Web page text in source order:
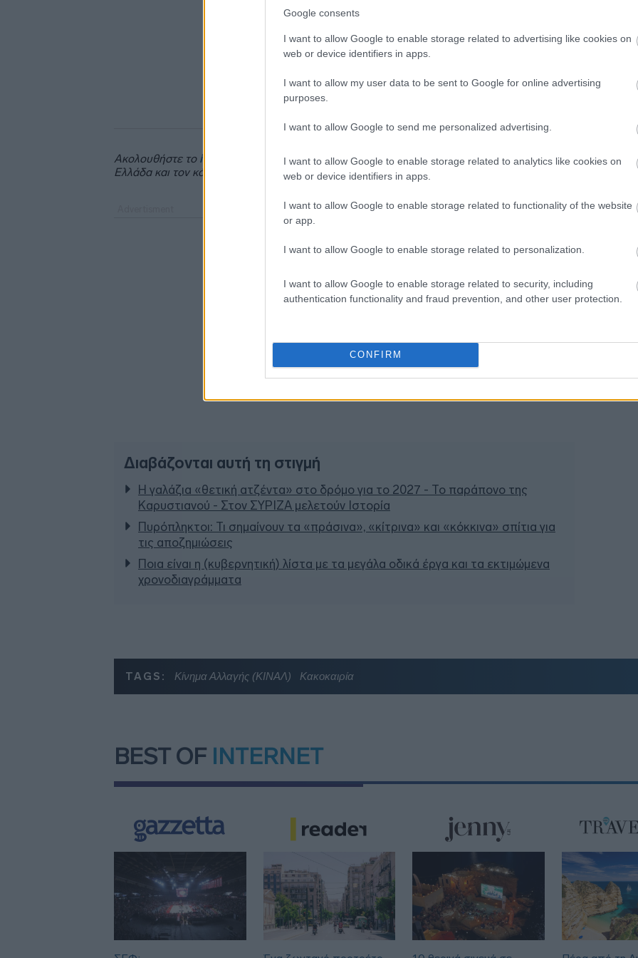
Google consents
I want to allow Google to enable storage related to advertising like cookies on
web or device identifiers in apps.
I want to allow my user data to be sent to Google for online advertising
purposes.
I want to allow Google to send me personalized advertising.
I want to allow Google to enable storage related to analytics like cookies on
web or device identifiers in apps.
I want to allow Google to enable storage related to functionality of the website
or app.
I want to allow Google to enable storage related to personalization.
I want to allow Google to enable storage related to security, including
authentication functionality and fraud prevention, and other user protection.
CONFIRM
Ακολουθήστε το insider.gr στο Google Newsκαι μάθετε πρώτοι όλες τιςειδήσειςαπό την
Ελλάδα και τον κόσμο.
Διαβάζονται αυτή τη στιγμή
Η γαλάζια «θετική ατζέντα» στο δρόμο για το 2027 - Το παράπονο της
Καρυστιανού - Στον ΣΥΡΙΖΑ μελετούν Ιστορία
Πυρόπληκτοι: Τι σημαίνουν τα «πράσινα», «κίτρινα» και «κόκκινα» σπίτια για
τις αποζημιώσεις
Ποια είναι η (κυβερνητική) λίστα με τα μεγάλα οδικά έργα και τα εκτιμώμενα
χρονοδιαγράμματα
21:01
TAGS: Κίνημα Αλλαγής (ΚΙΝΑΛ) Κακοκαιρία
BEST OF INTERNET